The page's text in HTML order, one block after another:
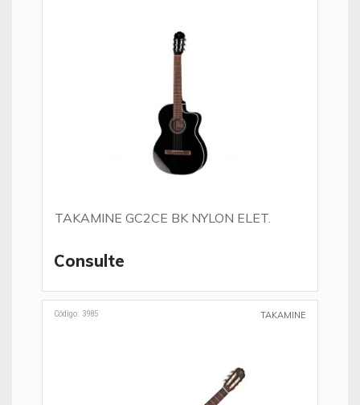
TAKAMINE GC2CE BK NYLON ELET.
Consulte
Código: 3985 TAKAMINE